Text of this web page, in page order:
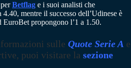
Betflag e i suoi analisti che
mentre il successo dell’Udinese è
EuroBet propongono l’1 a 1.50.
sulle Quote Serie A e
puoi visitare la sezione